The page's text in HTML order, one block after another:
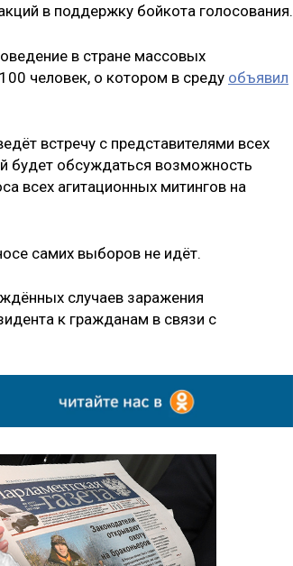
в поддержку бойкота голосования.
в стране массовых
человек, о котором в среду объявил
встречу с представителями всех
будет обсуждаться возможность
всех агитационных митингов на
самих выборов не идёт.
случаев заражения
к гражданам в связи с